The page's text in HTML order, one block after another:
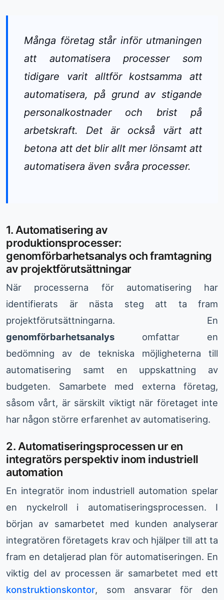
Många företag står inför utmaningen
att automatisera processer som
tidigare varit alltför kostsamma att
automatisera, på grund av stigande
personalkostnader och brist på
arbetskraft. Det är också värt att
betona att det blir allt mer lönsamt att
automatisera även svåra processer.
1. Automatisering av
produktionsprocesser:
genomförbarhetsanalys och framtagning
av projektförutsättningar
När processerna för automatisering har
identifierats är nästa steg att ta fram
projektförutsättningarna. En
genomförbarhetsanalys omfattar en
bedömning av de tekniska möjligheterna till
automatisering samt en uppskattning av
budgeten. Samarbete med externa företag,
såsom vårt, är särskilt viktigt när företaget inte
har någon större erfarenhet av automatisering.
2. Automatiseringsprocessen ur en
integratörs perspektiv inom industriell
automation
En integratör inom industriell automation spelar
en nyckelroll i automatiseringsprocessen. I
början av samarbetet med kunden analyserar
integratören företagets krav och hjälper till att ta
fram en detaljerad plan för automatiseringen. En
viktig del av processen är samarbetet med ett
konstruktionskontor, som ansvarar för den